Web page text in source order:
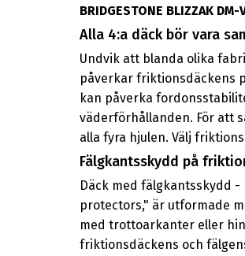
BRIDGESTONE BLIZZAK DM-
Alla 4:a däck bör vara
Undvik att blanda olika
påverkar friktionsdäckens
kan påverka
väderförhållanden. För att
alla fyra hjulen. Välj
Fälgkantsskydd på
Däck med fälgkantsskydd
protectors," är utformade
med trottoarkanter eller
friktionsdäckens och